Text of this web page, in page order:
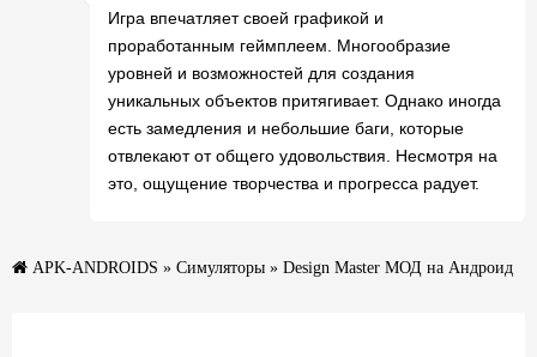
Игра впечатляет своей графикой и
проработанным геймплеем. Многообразие
уровней и возможностей для создания
уникальных объектов притягивает. Однако иногда
есть замедления и небольшие баги, которые
отвлекают от общего удовольствия. Несмотря на
это, ощущение творчества и прогресса радует.
APK-ANDROIDS » Симуляторы » Design Master МОД на Андроид